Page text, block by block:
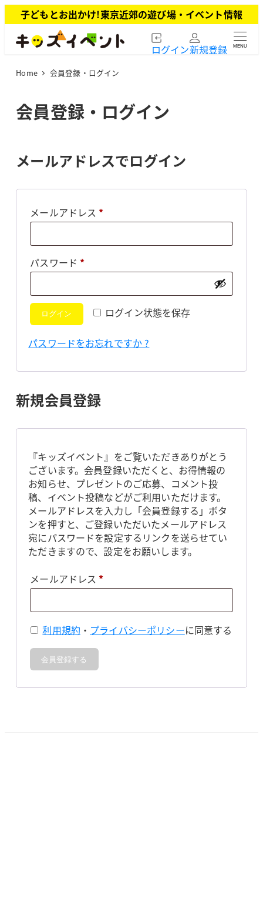
イ
子どもとお出かけ!東京近郊の遊び場・イベント情報
ログイン新規登録 MENU
Home 会員登録・ログイン
会員登録・ログイン
メールアドレスでログイン
メールアドレス *必
パスワード *必
ログイン状態を保存
ログイン
パスワードをお忘れですか ?
新規会員登録
『キッズイベント』をご覧いただきありがとう
ございます。会員登録いただくと、お得情報の
お知らせ、プレゼントのご応募、コメント投
稿、イベント投稿などがご利用いただけます。
メールアドレスを入力し「会員登録する」ボタ
ンを押すと、ご登録いただいたメールアドレス
宛にパスワードを設定するリンクを送らせてい
ただきますので、設定をお願いします。
メールアドレス *必
利用規約 ・ プライバシーポリシーに同意する
会員登録する